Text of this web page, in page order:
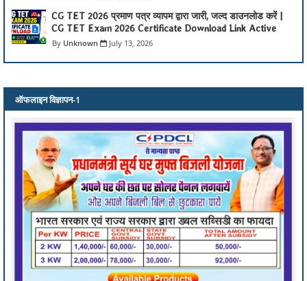
CG TET 2026 प्रमाण पत्र व्यापम द्वारा जारी, जल्द डाउनलोड करें |
CG TET Exam 2026 Certificate Download Link Active
Unknown July 13, 2026
ऑफलाइन विज्ञापन-1